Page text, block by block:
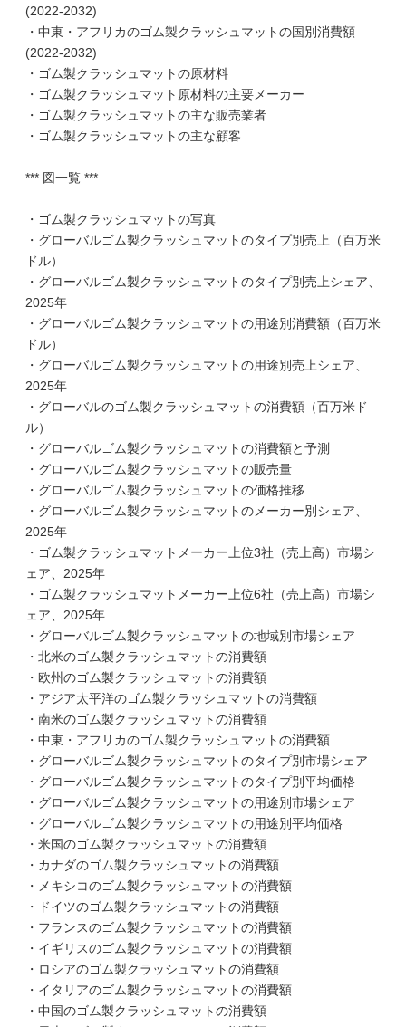
(2022-2032)
・中東・アフリカのゴム製クラッシュマットの国別消費額
(2022-2032)
・ゴム製クラッシュマットの原材料
・ゴム製クラッシュマット原材料の主要メーカー
・ゴム製クラッシュマットの主な販売業者
・ゴム製クラッシュマットの主な顧客
*** 図一覧 ***
・ゴム製クラッシュマットの写真
・グローバルゴム製クラッシュマットのタイプ別売上（百万米
ドル）
・グローバルゴム製クラッシュマットのタイプ別売上シェア、
2025年
・グローバルゴム製クラッシュマットの用途別消費額（百万米
ドル）
・グローバルゴム製クラッシュマットの用途別売上シェア、
2025年
・グローバルのゴム製クラッシュマットの消費額（百万米ド
ル）
・グローバルゴム製クラッシュマットの消費額と予測
・グローバルゴム製クラッシュマットの販売量
・グローバルゴム製クラッシュマットの価格推移
・グローバルゴム製クラッシュマットのメーカー別シェア、
2025年
・ゴム製クラッシュマットメーカー上位3社（売上高）市場シ
ェア、2025年
・ゴム製クラッシュマットメーカー上位6社（売上高）市場シ
ェア、2025年
・グローバルゴム製クラッシュマットの地域別市場シェア
・北米のゴム製クラッシュマットの消費額
・欧州のゴム製クラッシュマットの消費額
・アジア太平洋のゴム製クラッシュマットの消費額
・南米のゴム製クラッシュマットの消費額
・中東・アフリカのゴム製クラッシュマットの消費額
・グローバルゴム製クラッシュマットのタイプ別市場シェア
・グローバルゴム製クラッシュマットのタイプ別平均価格
・グローバルゴム製クラッシュマットの用途別市場シェア
・グローバルゴム製クラッシュマットの用途別平均価格
・米国のゴム製クラッシュマットの消費額
・カナダのゴム製クラッシュマットの消費額
・メキシコのゴム製クラッシュマットの消費額
・ドイツのゴム製クラッシュマットの消費額
・フランスのゴム製クラッシュマットの消費額
・イギリスのゴム製クラッシュマットの消費額
・ロシアのゴム製クラッシュマットの消費額
・イタリアのゴム製クラッシュマットの消費額
・中国のゴム製クラッシュマットの消費額